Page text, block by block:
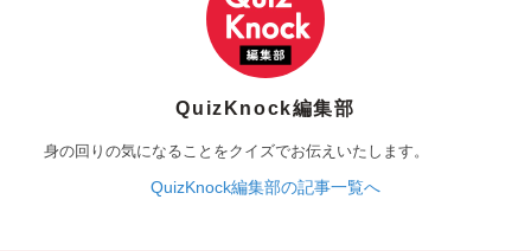
QuizKnock編集部
身の回りの気になることをクイズでお伝えいたします。
QuizKnock編集部の記事一覧へ